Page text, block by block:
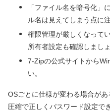
「ファイル名を暗号化」
ル名は見えてしまう点に
権限管理が厳しくなって
所有者設定も確認しましょ
7-Zipの公式サイトから
い。
OSごとに仕様が変わる場合が
圧縮で正しくパスワード設定で